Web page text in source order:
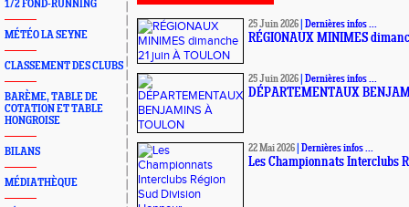
1/2 FOND-RUNNING
MÉTÉO LA SEYNE
CLASSEMENT DES CLUBS
BARÈME, TABLE DE
COTATION ET TABLE
HONGROISE
BILANS
MÉDIATHÈQUE
25 Juin 2026 Dernières infos ...
RÉGIONAUX MINIMES
25 Juin 2026 Dernières infos ...
DÉPARTEMENTAUX
22 Mai 2026 Dernières infos ...
Les Championnats Interclubs